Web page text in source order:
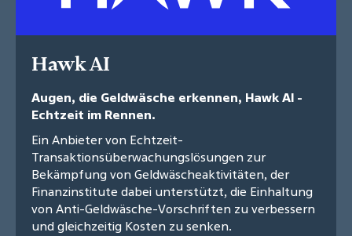
Hawk AI
Augen, die Geldwäsche erkennen, Hawk AI -
Echtzeit im Rennen.
Ein Anbieter von Echtzeit-
Transaktionsüberwachungslösungen zur
Bekämpfung von Geldwäscheaktivitäten, der
Finanzinstitute dabei unterstützt, die Einhaltung
von Anti-Geldwäsche-Vorschriften zu verbessern
und gleichzeitig Kosten zu senken.